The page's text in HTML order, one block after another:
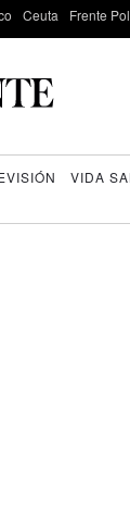
Ceuta Frente
VIDA